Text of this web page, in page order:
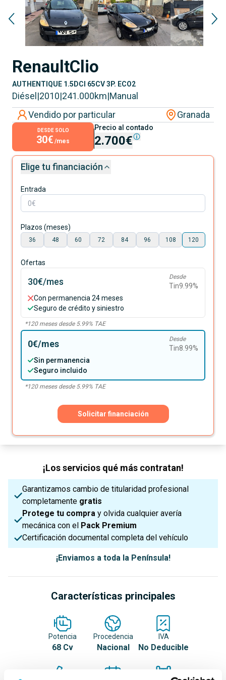
RenaultClio
AUTHENTIQUE 1.5DCI 65CV 3P. ECO2
Diésel |2010|241.000km|Manual
Vendido por particular
Granada
DESDE SOLO
30€ /mes
Precio al contado
2.700€
Elige tu financiación
Entrada
Plazos (meses)
36 48 60 72 84 96 108 120
Ofertas
30€/mes Desde
Tin9.99%
Con permanencia 24 meses
Seguro de crédito y siniestro
*120meses desde 5.99% TAE
0€/mes Desde
Tin8.99%
Sin permanencia
Seguro incluido
*120meses desde 5.99% TAE
Solicitar financiación
¡Los servicios qué más contratan!
Garantizamos cambio de titularidad profesional
completamente gratis
Protege tu compra y olvida cualquier avería
mecánica con el Pack Premium
Certificación documental completa del vehículo
¡Enviamos a toda la Península!
Características principales
Potencia
68 Cv
Procedencia
Nacional
IVA
No Deducible